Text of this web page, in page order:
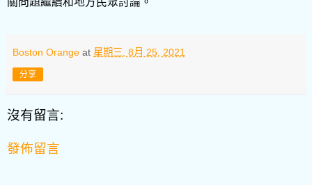
Boston Orange at 星期三, 8月 25, 2021
分享
沒有留言:
發佈留言